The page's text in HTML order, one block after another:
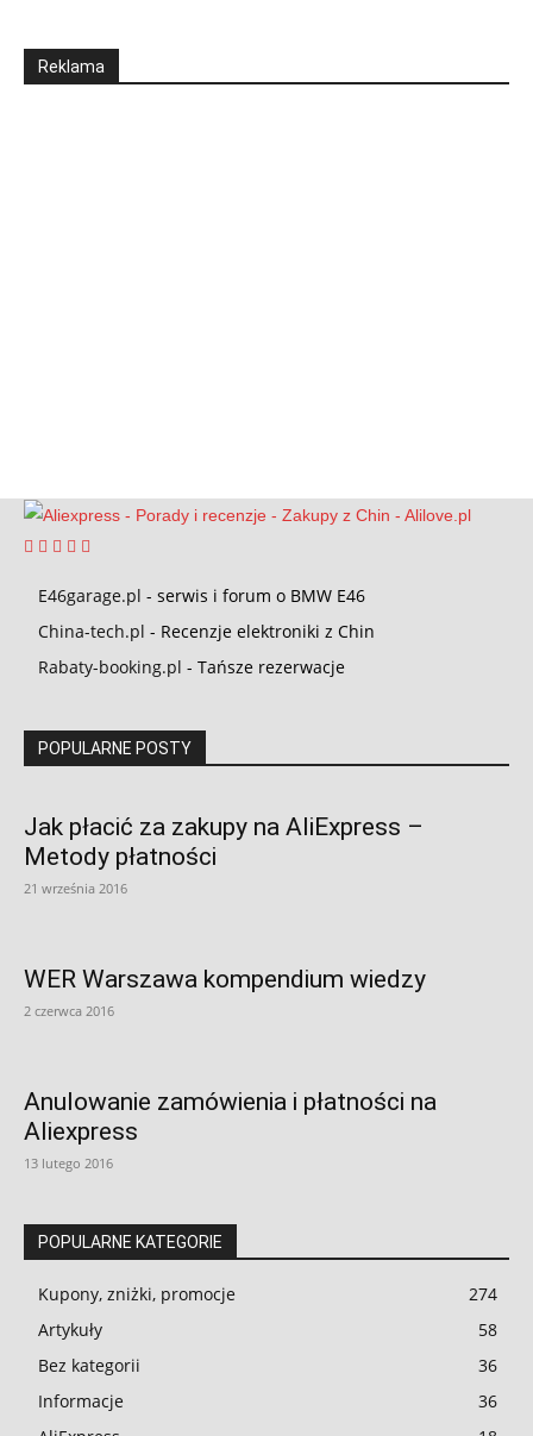
Reklama
E46garage.pl - serwis i forum o BMW E46
China-tech.pl - Recenzje elektroniki z Chin
Rabaty-booking.pl - Tańsze rezerwacje
POPULARNE POSTY
Jak płacić za zakupy na AliExpress –
Metody płatności
21 września 2016
WER Warszawa kompendium wiedzy
2 czerwca 2016
Anulowanie zamówienia i płatności na
Aliexpress
13 lutego 2016
POPULARNE KATEGORIE
Kupony, zniżki, promocje
274
Artykuły
58
Bez kategorii
36
Informacje
36